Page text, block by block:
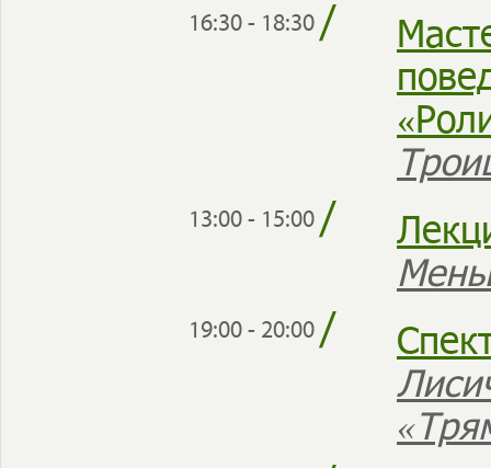
16:30 - 18:30/
13:00 - 15:00/
19:00 - 20:00/